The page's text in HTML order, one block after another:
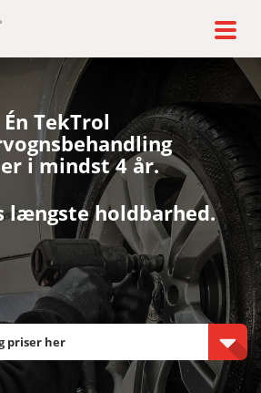
Én TekTrol
i mindst 4 år.
længste holdbarhed.
priser her